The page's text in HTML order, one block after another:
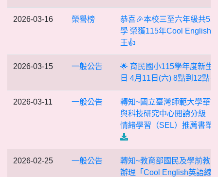
2026-03-16 榮譽榜
恭喜🎉本校三至六年級共55
學 榮獲115年Cool English
王👍
2026-03-15 一般公告
🌟 育民國小115學年度新生
日 4月11日(六) 8點到12點🌟
2026-03-11 一般公告
轉知~國立臺灣師範大學華
與科技研究中心閱讀分級「
情緒學習（SEL）推薦書單
2026-02-25 一般公告
轉知~教育部國⺠及學前教
辦理「Cool English英語線